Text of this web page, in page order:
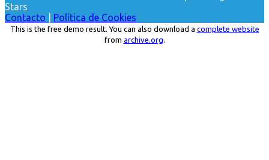
Stars
Contacto
Política de Cookies
This is the free demo result. You can also download a complete website
from archive.org.